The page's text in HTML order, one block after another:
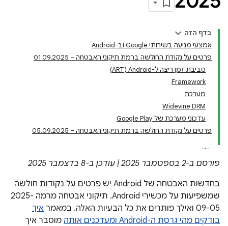
בדף הזה
אמצעי מניעה בשירותי Google וב-Android
פרטים על נקודת החולשה ברמת תיקוני האבטחה – 01.09.2025
סביבת זמן ריצה ל-Android‏ (ART)
Framework
מערכת
Widevine DRM
עדכוני מערכת של Google Play
פרטים על נקודת החולשה ברמת תיקוני האבטחה – 05.09.2025
פורסם ב-2 בספטמבר 2025 | עודכן ב-8 בדצמבר 2025
בחדשות האבטחה של Android יש פרטים על נקודות חולשה
שמשפיעות על מכשירי Android. תיקוני אבטחה מרמה 2025-
09-05 ואילך פותרים את כל הבעיות האלה. במאמר
איך
בודקים מהי גרסת ה-Android ומעדכנים אותה
מוסבר איך